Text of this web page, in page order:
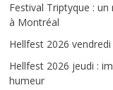
Festival Triptyque :
à Montréal
Hellfest 2026
Hellfest 2026 jeudi :
humeur